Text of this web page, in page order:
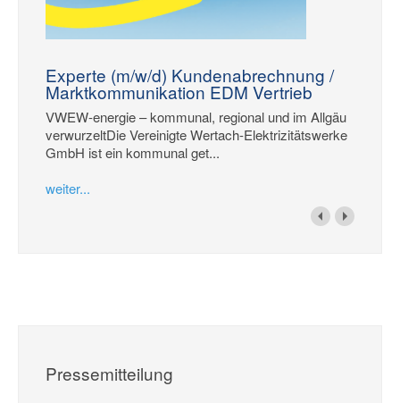
Experte (m/w/d) Kundenabrechnung /
Marktkommunikation EDM Vertrieb
VWEW-energie – kommunal, regional und im Allgäu
verwurzeltDie Vereinigte Wertach-Elektrizitätswerke
GmbH ist ein kommunal get...
weiter...
Pressemitteilung